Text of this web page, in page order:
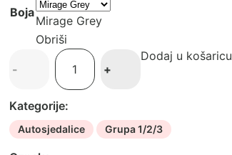
Boja
Mirage Grey
Obriši
autosjedalica
T2
i-
Size
- +
Dodaj u košaricu
Kategorije:
Autosjedalice Grupa 1/2/3